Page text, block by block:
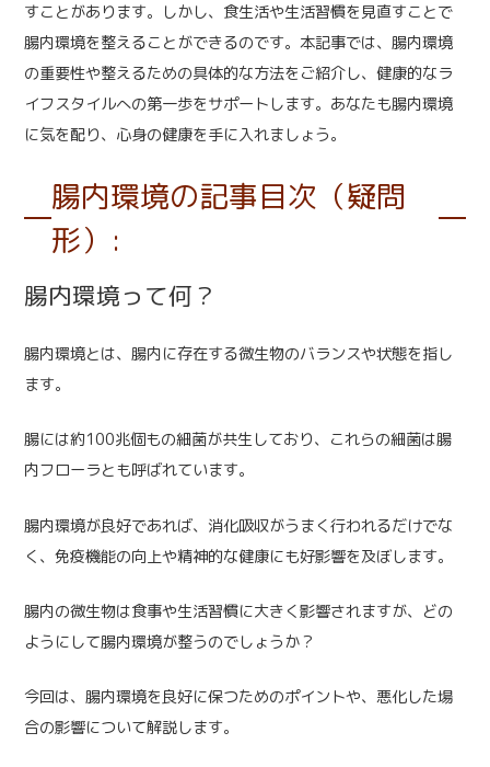
すことがあります。しかし、食生活や生活習慣を見直すことで
腸内環境を整えることができるのです。本記事では、腸内環境
の重要性や整えるための具体的な方法をご紹介し、健康的なラ
イフスタイルへの第一歩をサポートします。あなたも腸内環境
に気を配り、心身の健康を手に入れましょう。
腸内環境の記事目次（疑問
形）:
腸内環境って何？
腸内環境とは、腸内に存在する微生物のバランスや状態を指し
ます。
腸には約100兆個もの細菌が共生しており、これらの細菌は腸
内フローラとも呼ばれています。
腸内環境が良好であれば、消化吸収がうまく行われるだけでな
く、免疫機能の向上や精神的な健康にも好影響を及ぼします。
腸内の微生物は食事や生活習慣に大きく影響されますが、どの
ようにして腸内環境が整うのでしょうか？
今回は、腸内環境を良好に保つためのポイントや、悪化した場
合の影響について解説します。